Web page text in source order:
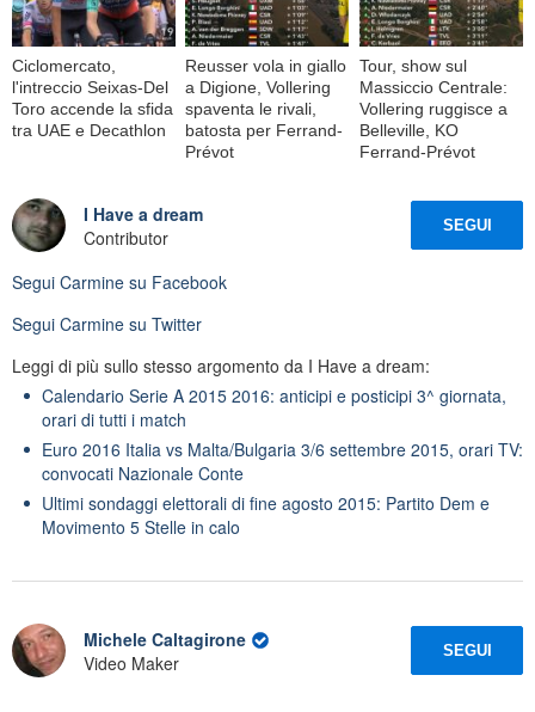
Ciclomercato,
l'intreccio Seixas-Del
Toro accende la sfida
tra UAE e Decathlon
Reusser vola in giallo
a Digione, Vollering
spaventa le rivali,
batosta per Ferrand-
Prévot
Tour, show sul
Massiccio Centrale:
Vollering ruggisce a
Belleville, KO
Ferrand-Prévot
I Have a dream
Contributor
SEGUI
Segui Carmine su Facebook
Segui Carmine su Twitter
Leggi di più sullo stesso argomento da I Have a dream:
Calendario Serie A 2015 2016: anticipi e posticipi 3^ giornata,
orari di tutti i match
Euro 2016 Italia vs Malta/Bulgaria 3/6 settembre 2015, orari TV:
convocati Nazionale Conte
Ultimi sondaggi elettorali di fine agosto 2015: Partito Dem e
Movimento 5 Stelle in calo
Michele Caltagirone
Video Maker
SEGUI